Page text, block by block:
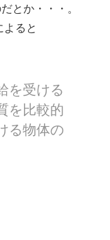
とか・・・。
ると
を受ける
を比較的
る物体の